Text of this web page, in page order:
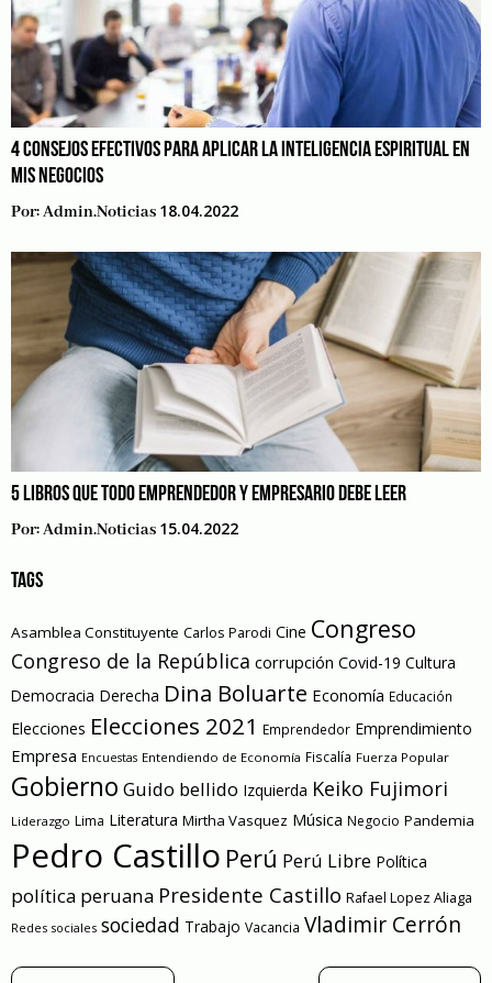
4 CONSEJOS EFECTIVOS PARA APLICAR LA INTELIGENCIA ESPIRITUAL EN
MIS NEGOCIOS
Por:Admin.noticias 18.04.2022
5 LIBROS QUE TODO EMPRENDEDOR Y EMPRESARIO DEBE LEER
Por:Admin.noticias 15.04.2022
TAGS
Asamblea Constituyente Carlos Parodi Cine Congreso
Congreso de la República corrupción Covid-19 Cultura
Democracia Derecha Dina Boluarte Economía Educación
Elecciones Elecciones 2021 Emprendedor Emprendimiento
Empresa Encuestas Entendiendo de Economía Fiscalía Fuerza Popular
Gobierno Guido bellido Izquierda Keiko Fujimori
Liderazgo Lima Literatura Mirtha Vasquez Música Negocio Pandemia
Pedro Castillo Perú Perú Libre Política
política peruana Presidente Castillo Rafael Lopez Aliaga
Redes sociales sociedad Trabajo Vacancia Vladimir Cerrón